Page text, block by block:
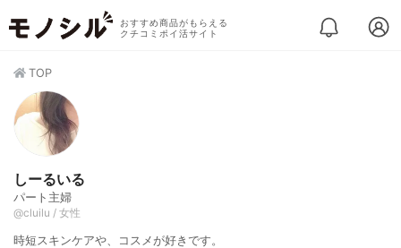
おすすめ商品がもらえる
クチコミポイ活サイト
TOP
しーるいる
パート主婦
@cluilu / 女性
時短スキンケアや、コスメが好きです。